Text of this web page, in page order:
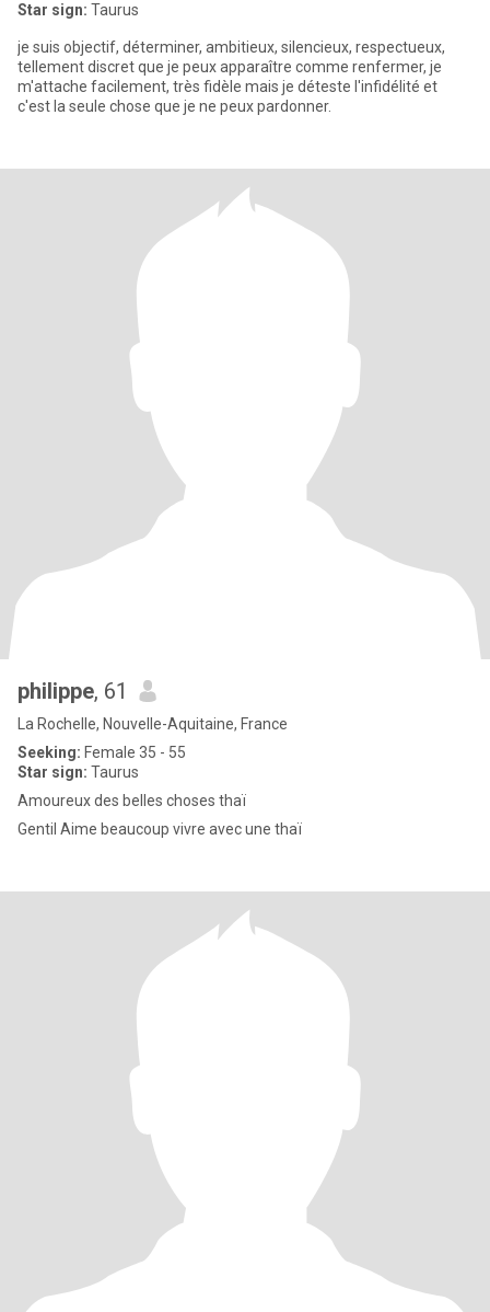
Star sign: Taurus
je suis objectif, déterminer, ambitieux, silencieux, respectueux,
tellement discret que je peux apparaître comme renfermer, je
m'attache facilement, très fidèle mais je déteste l'infidélité et
c'est la seule chose que je ne peux pardonner.
philippe, 61
La Rochelle, Nouvelle-Aquitaine, France
Seeking: Female 35 - 55
Star sign: Taurus
Amoureux des belles choses thaï
Gentil Aime beaucoup vivre avec une thaï